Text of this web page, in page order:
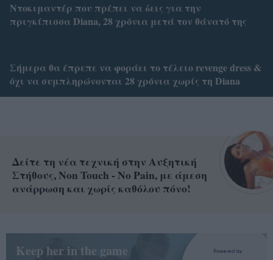
Ντοκιμαντέρ που πρέπει να δεις για την
πριγκίπισσα Diana, 28 χρόνια μετά τον θάνατό της
Σήμερα θα έπρεπε να φοράει το τέλειο revenge dress &
όχι να συμπληρώνονται 28 χρόνια χωρίς τη Diana
Δείτε τη νέα τεχνική στην Αυξητική
Στήθους, Non Touch - No Pain, με άμεση
ανάρρωση και χωρίς καθόλου πόνο!
Keep her in the game